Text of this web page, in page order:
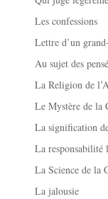
Les confessions
Lettre d’un
Au sujet des
La Religion de
Le Mystère de la
La signification
La responsabilité
La Science de la
La jalousie